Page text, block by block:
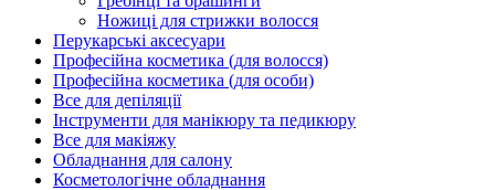
Ножиці для стрижки волосся
Перукарські аксесуари
Професійна косметика (для волосся)
Професійна косметика (для особи)
Все для депіляції
Інструменти для манікюру та педикюру
Все для макіяжу
Обладнання для салону
Косметологічне обладнання